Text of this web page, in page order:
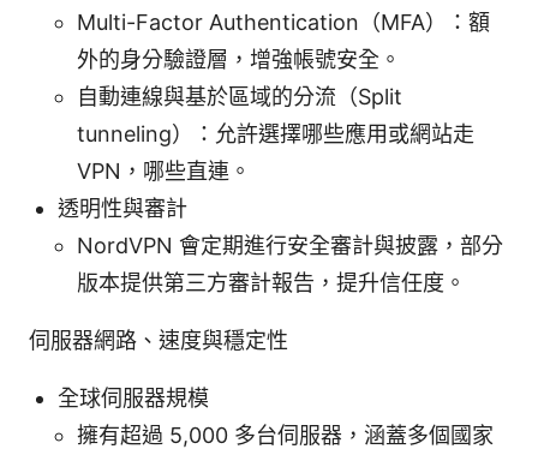
Multi-Factor Authentication（MFA）：額
外的身分驗證層，增強帳號安全。
自動連線與基於區域的分流（Split
tunneling）：允許選擇哪些應用或網站走
VPN，哪些直連。
透明性與審計
NordVPN 會定期進行安全審計與披露，部分
版本提供第三方審計報告，提升信任度。
伺服器網路、速度與穩定性
全球伺服器規模
擁有超過 5,000 多台伺服器，涵蓋多個國家